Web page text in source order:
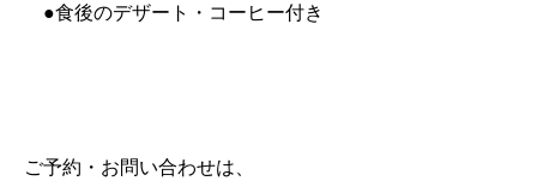
●食後のデザート・コーヒー付き
ご予約・お問い合わせは、